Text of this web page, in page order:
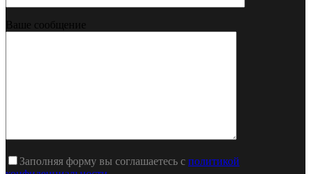
Ваше сообщение
Заполняя форму вы соглашаетесь с политикой